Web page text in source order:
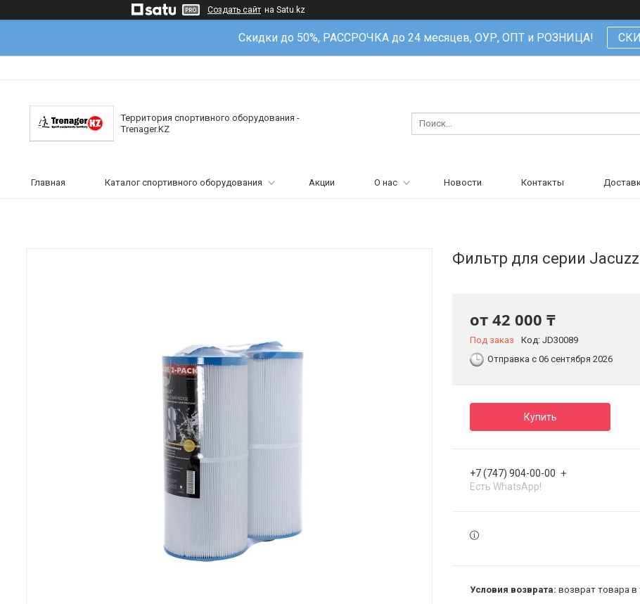
Создать сайт на Satu.kz
Скидки до 50%, РАССРОЧКА до 24 месяцев, ОУР, ОПТ и РОЗНИЦА!
Территория спортивного оборудования -
Trenager.KZ
Главная Каталог спортивного оборудования Акции О нас Новости Контакты
Фильтр для серии
от 42 000 ₸
Под заказ Код: JD30089
Отправка с 06 сентября 2026
Купить
+7 (747) 904-00-00
Есть WhatsApp!
возврат товара в